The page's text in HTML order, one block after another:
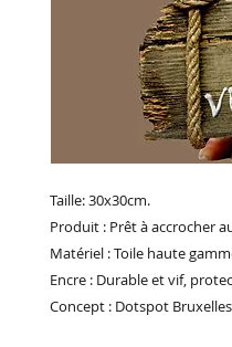
Taille: 30x30cm.
Produit : Prêt à accrocher
Matériel : Toile haute
Encre : Durable et vif,
Concept : Dotspot